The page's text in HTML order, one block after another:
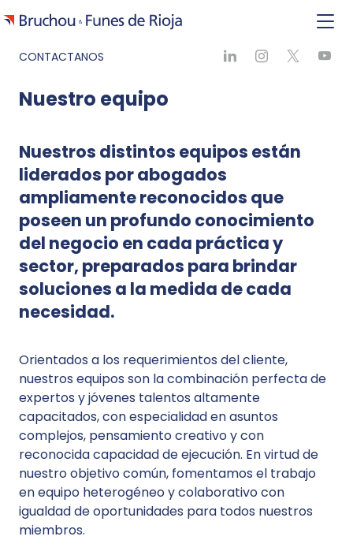
CONTACTANOS
Nuestro equipo
Nuestros distintos equipos están
liderados por abogados
ampliamente reconocidos que
poseen un profundo conocimiento
del negocio en cada práctica y
sector, preparados para brindar
soluciones a la medida de cada
necesidad.
Orientados a los requerimientos del cliente,
nuestros equipos son la combinación perfecta de
expertos y jóvenes talentos altamente
capacitados, con especialidad en asuntos
complejos, pensamiento creativo y con
reconocida capacidad de ejecución. En virtud de
nuestro objetivo común, fomentamos el trabajo
en equipo heterogéneo y colaborativo con
igualdad de oportunidades para todos nuestros
miembros.